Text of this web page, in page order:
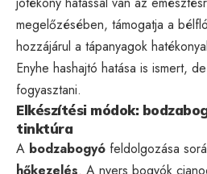
megelőzésében, támogatja a
hozzájárul a tápanyagok
Enyhe hashajtó hatása is ismert,
fogyasztani.
Elkészítési módok:
tinktúra
A bodzabogyó feldolgozása
hőkezelés. A nyers bogyók